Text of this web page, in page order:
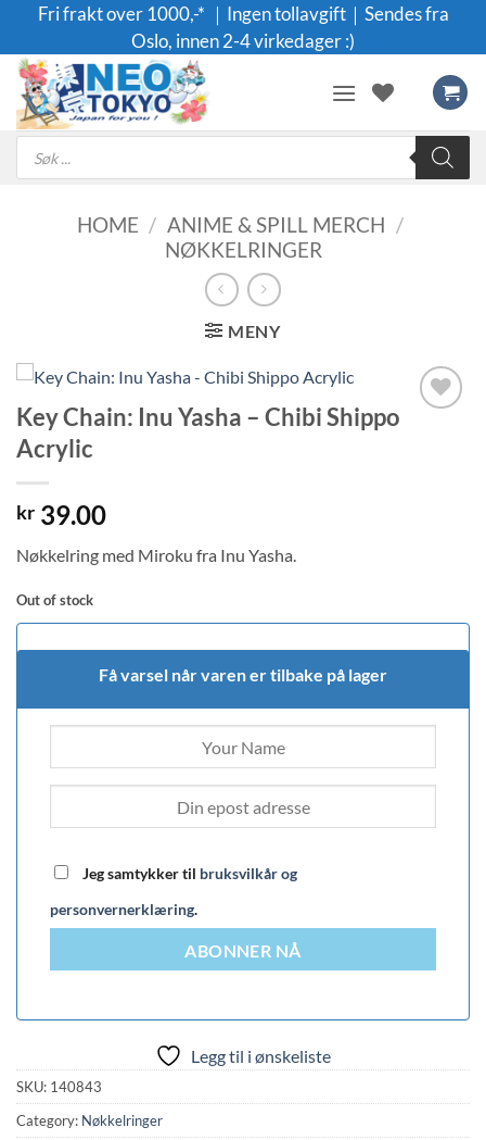
content
Fri frakt over 1000,-* ｜Ingen tollavgift｜Sendes fra
Oslo, innen 2-4 virkedager :)
Products
search
HOME / ANIME & SPILL MERCH /
NØKKELRINGER
MENY
Legg til i
Key Chain: Inu Yasha – Chibi Shippo
Acrylic
kr 39.00
Nøkkelring med Miroku fra Inu Yasha.
Out of stock
Få varsel når varen er tilbake på lager
Jeg samtykker til bruksvilkår og
personvernerklæring.
ABONNER NÅ
Legg til i ønskeliste
SKU: 140843
Category: Nøkkelringer